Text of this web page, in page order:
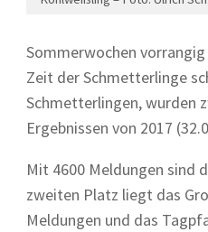
Sommerwochen
Zeit der Schmetterlinge
Schmetterlingen, wurden
Ergebnissen von 2017
Mit 4600 Meldungen sind
zweiten Platz liegt das
Meldungen und das